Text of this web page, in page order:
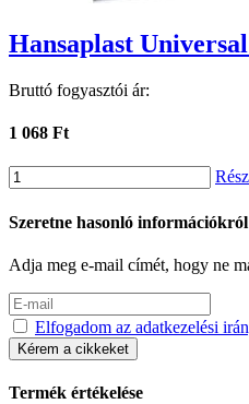
Hansaplast
Bruttó fogyasztói ár:
1 068 Ft
Szeretne hasonló
Adja meg e-mail címét, hogy ne
Elfogadom az adatkezelési
Kérem a cikkeket
Termék értékelése